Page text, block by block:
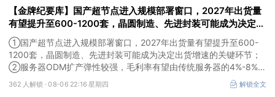
【金牌纪要库】国产超节点进入规模部署窗口，2027年出货量
有望提升至600-1200套，晶圆制造、先进封装可能成为决定出
货增速的关键环节
①国产超节点进入规模部署窗口，2027年出货量有望提升至600-
1200套，晶圆制造、先进封装可能成为决定出货增速的关键环节；
②服务器ODM扩产弹性较强，毛利率有望由传统服务器的4%-8%提
升至10%-15%，这两家公司占据整机市场的核心份额；③国产交换
芯片已经由送样验证逐步进入小批量应用，中低速率产品替代有望加
362 人解锁 ·08-06 22:16 星期四 解锁全文